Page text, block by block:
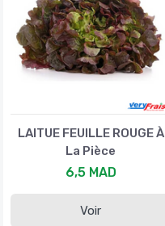
LAITUE FEUILLE ROUGE À
La Pièce
6,5 MAD
Voir